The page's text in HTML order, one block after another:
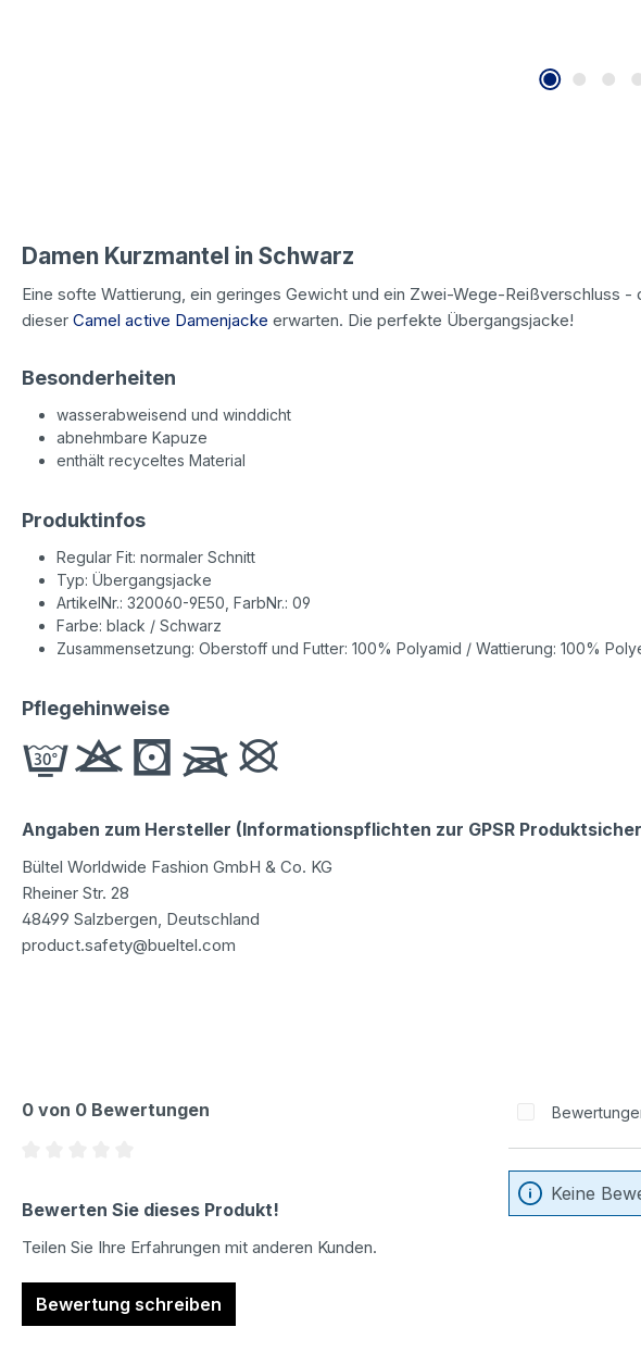
Damen Kurzmantel in Schwarz
Eine softe Wattierung, ein geringes Gewicht und ein Zwei-Wege-Reißverschluss -
dieser Camel active Damenjacke erwarten. Die perfekte Übergangsjacke!
Besonderheiten
wasserabweisend und winddicht
abnehmbare Kapuze
enthält recyceltes Material
Produktinfos
Regular Fit: normaler Schnitt
Typ: Übergangsjacke
ArtikelNr.: 320060-9E50, FarbNr.: 09
Farbe: black / Schwarz
Zusammensetzung: Oberstoff und Futter: 100% Polyamid / Wattierung: 100%
Pflegehinweise
Angaben zum Hersteller (Informationspflichten zur GPSR
Bültel Worldwide Fashion GmbH & Co. KG
Rheiner Str. 28
48499 Salzbergen, Deutschland
product.safety@bueltel.com
0 von 0 Bewertungen
Bewerten Sie dieses Produkt!
Teilen Sie Ihre Erfahrungen mit anderen Kunden.
Bewertung schreiben
Keine